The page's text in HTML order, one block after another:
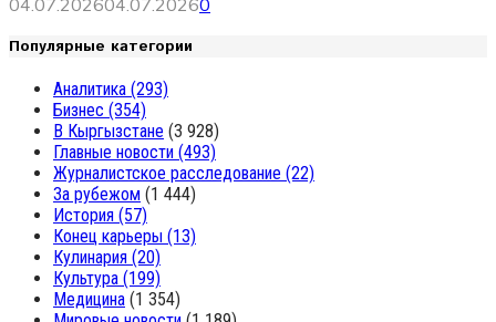
Популярные категории
Аналитика (293)
Бизнес (354)
В Кыргызстане (3 928)
Главные новости (493)
Журналистское расследование (22)
За рубежом (1 444)
История (57)
Конец карьеры (13)
Кулинария (20)
Культура (199)
Медицина (1 354)